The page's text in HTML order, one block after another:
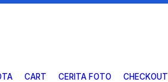
CART CERITA FOTO CHECKOUT